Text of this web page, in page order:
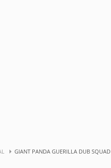
GIANT PANDA GUERILLA DUB SQUAD